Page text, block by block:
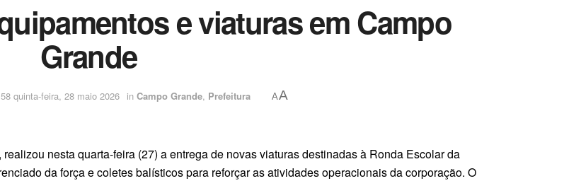
e viaturas em Campo
Grande
quinta-feira, 28 maio 2026 in Campo Grande, Prefeitura AA
nesta quarta-feira (27) a entrega de novas viaturas destinadas à Ronda Escolar da
da força e coletes balísticos para reforçar as atividades operacionais da corporação. O